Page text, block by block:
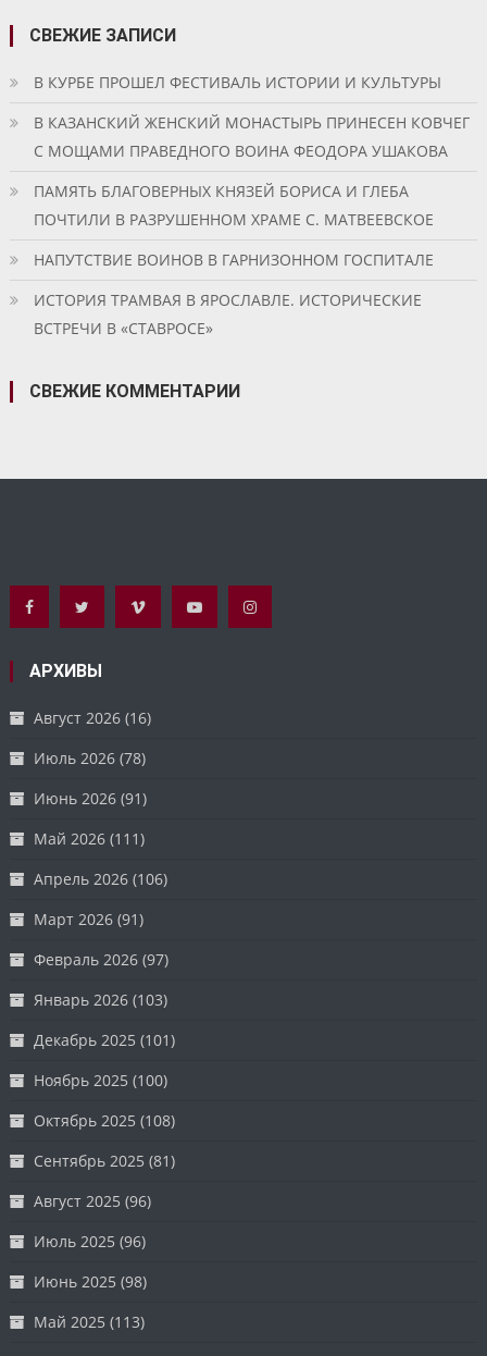
СВЕЖИЕ ЗАПИСИ
В КУРБЕ ПРОШЕЛ ФЕСТИВАЛЬ ИСТОРИИ И КУЛЬТУРЫ
В КАЗАНСКИЙ ЖЕНСКИЙ МОНАСТЫРЬ ПРИНЕСЕН КОВЧЕГ
С МОЩАМИ ПРАВЕДНОГО ВОИНА ФЕОДОРА УШАКОВА
ПАМЯТЬ БЛАГОВЕРНЫХ КНЯЗЕЙ БОРИСА И ГЛЕБА
ПОЧТИЛИ В РАЗРУШЕННОМ ХРАМЕ С. МАТВЕЕВСКОЕ
НАПУТСТВИЕ ВОИНОВ В ГАРНИЗОННОМ ГОСПИТАЛЕ
ИСТОРИЯ ТРАМВАЯ В ЯРОСЛАВЛЕ. ИСТОРИЧЕСКИЕ
ВСТРЕЧИ В «СТАВРОСЕ»
СВЕЖИЕ КОММЕНТАРИИ
АРХИВЫ
Август 2026 (16)
Июль 2026 (78)
Июнь 2026 (91)
Май 2026 (111)
Апрель 2026 (106)
Март 2026 (91)
Февраль 2026 (97)
Январь 2026 (103)
Декабрь 2025 (101)
Ноябрь 2025 (100)
Октябрь 2025 (108)
Сентябрь 2025 (81)
Август 2025 (96)
Июль 2025 (96)
Июнь 2025 (98)
Май 2025 (113)